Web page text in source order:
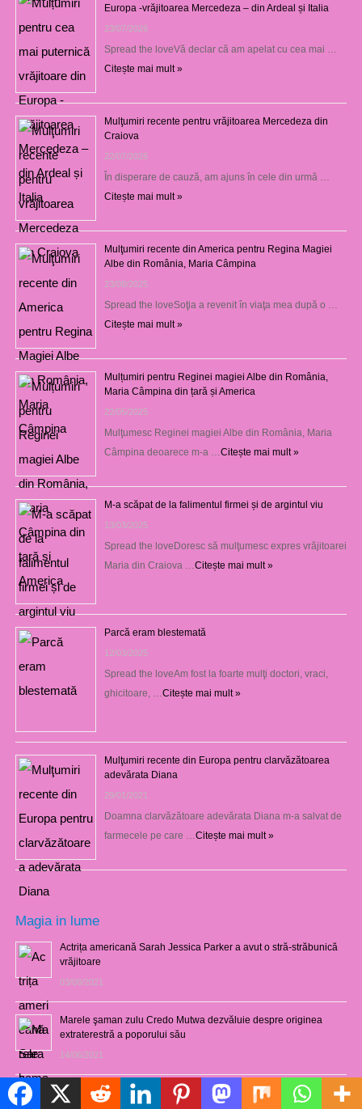
Europa -vrăjitoarea Mercedeza – din Ardeal și Italia
23/07/2026
Spread the loveVă declar că am apelat cu cea mai …
Citește mai mult »
Mulţumiri recente pentru vrăjitoarea Mercedeza din
Craiova
22/07/2026
În disperare de cauză, am ajuns în cele din urmă …
Citește mai mult »
Mulţumiri recente din America pentru Regina Magiei
Albe din România, Maria Câmpina
23/08/2025
Spread the loveSoţia a revenit în viaţa mea după o …
Citește mai mult »
Mulțumiri pentru Reginei magiei Albe din România,
Maria Câmpina din țară și America
22/05/2025
Mulţumesc Reginei magiei Albe din România, Maria
Câmpina deoarece m-a … Citește mai mult »
M-a scăpat de la falimentul firmei și de argintul viu
13/03/2025
Spread the loveDoresc să mulţumesc expres vrăjitoarei
Maria din Craiova … Citește mai mult »
Parcă eram blestemată
12/03/2025
Spread the loveAm fost la foarte mulţi doctori, vraci,
ghicitoare, … Citește mai mult »
Mulţumiri recente din Europa pentru clarvăzătoarea
adevărata Diana
29/01/2021
Doamna clarvăzătoare adevărata Diana m-a salvat de
farmecele pe care … Citește mai mult »
Magia in lume
Actrița americană Sarah Jessica Parker a avut o stră-străbunică
vrăjitoare
03/08/2021
Marele şaman zulu Credo Mutwa dezvăluie despre originea
extraterestră a poporului său
14/06/2021
Repartizarea teritorială a vrăjitoarelor în România
Politică de cookie-uri